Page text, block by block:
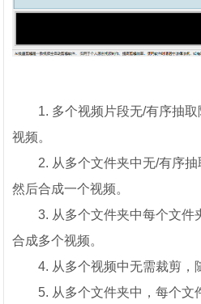
1. 多个视频片段无/有序抽
视频。
2. 从多个文件夹中无/有序
然后合成一个视频。
3. 从多个文件夹中每个文件
合成多个视频。
4. 从多个视频中无需裁剪，
5. 从多个文件夹中，每个